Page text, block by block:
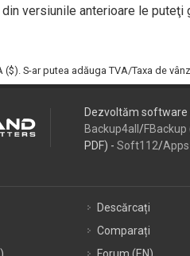
versiunile anterioare le puteţi
($). S-ar putea adăuga TVA/Taxa de
Dezvoltăm software
Backup4all /FBackup
PDF) - Soft112/
Descărcați
Comparați